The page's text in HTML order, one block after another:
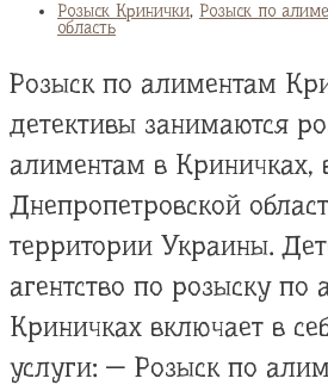
Розыск Кринички, Розыск по
область
Розыск по алиментам
детективы занимаются
алиментам в Криничках,
Днепропетровской
территории Украины.
агентство по розыску по
Криничках включает в
услуги: — Розыск по